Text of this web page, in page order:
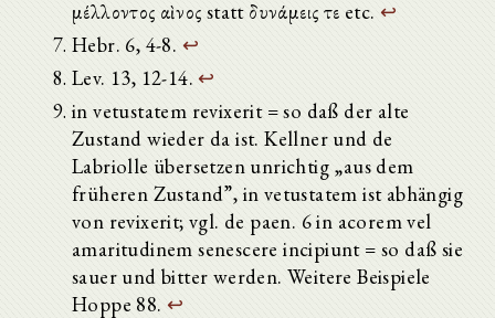
μέλλοντος αὶῶνος statt δυνάμεις τε etc. ↩
Hebr. 6, 4-8. ↩
Lev. 13, 12-14. ↩
in vetustatem revixerit = so daß der alte
Zustand wieder da ist. Kellner und de
Labriolle übersetzen unrichtig „aus dem
früheren Zustand”, in vetustatem ist abhängig
von revixerit; vgl. de paen. 6 in acorem vel
amaritudinem senescere incipiunt = so daß sie
sauer und bitter werden. Weitere Beispiele
Hoppe 88. ↩